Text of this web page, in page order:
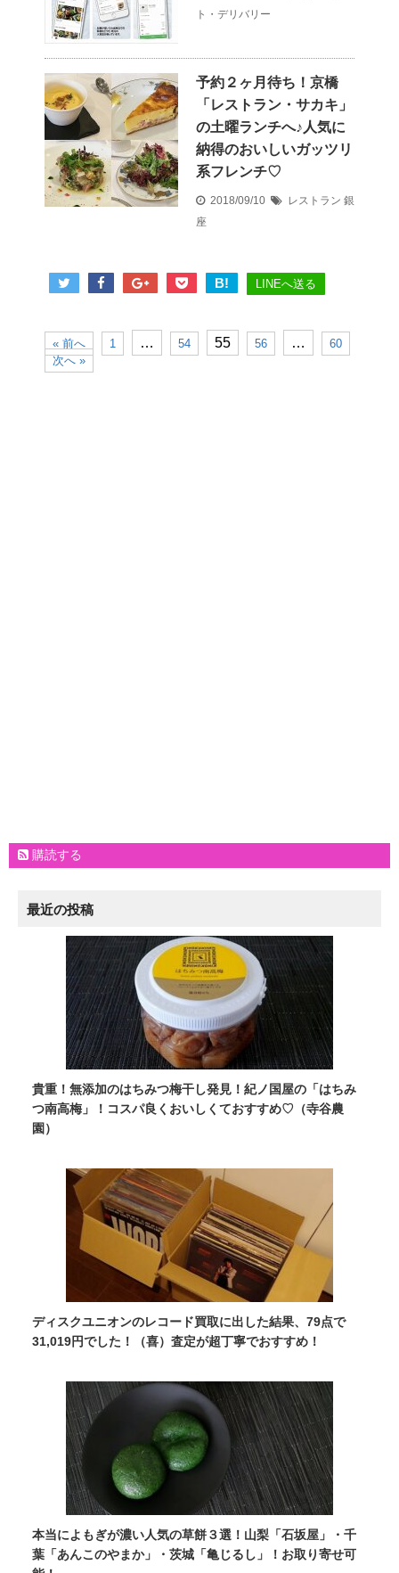
ト・デリバリー
予約２ヶ月待ち！京橋
「レストラン・サカキ」
の土曜ランチへ♪人気に
納得のおいしいガッツリ
系フレンチ♡
2018/09/10 レストラン 銀
座
B! LINEへ送る
« 前へ 1 … 54 55 56 …
60
次へ »
購読する
最近の投稿
貴重！無添加のはちみつ梅干し発見！紀ノ国屋の「はちみ
つ南高梅」！コスパ良くおいしくておすすめ♡（寺谷農
園）
ディスクユニオンのレコード買取に出した結果、79点で
31,019円でした！（喜）査定が超丁寧でおすすめ！
本当によもぎが濃い人気の草餅３選！山梨「石坂屋」・千
葉「あんこのやまか」・茨城「亀じるし」！お取り寄せ可